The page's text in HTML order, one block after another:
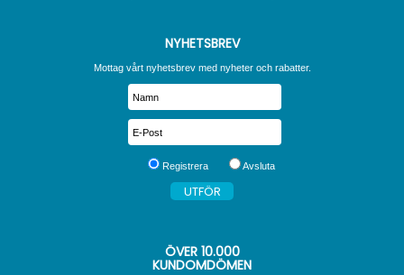
NYHETSBREV
Mottag vårt nyhetsbrev med nyheter och rabatter.
Registrera Avsluta
ÖVER 10.000
KUNDOMDÖMEN